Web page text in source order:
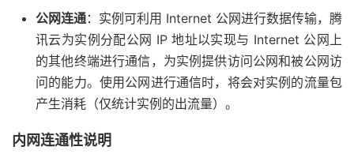
公网连通：实例可利用 Internet 公网进行数据传输，腾
讯云为实例分配公网 IP 地址以实现与 Internet 公网上
的其他终端进行通信，为实例提供访问公网和被公网访
问的能力。使用公网进行通信时，将会对实例的流量包
产生消耗（仅统计实例的出流量）。
内网连通性说明